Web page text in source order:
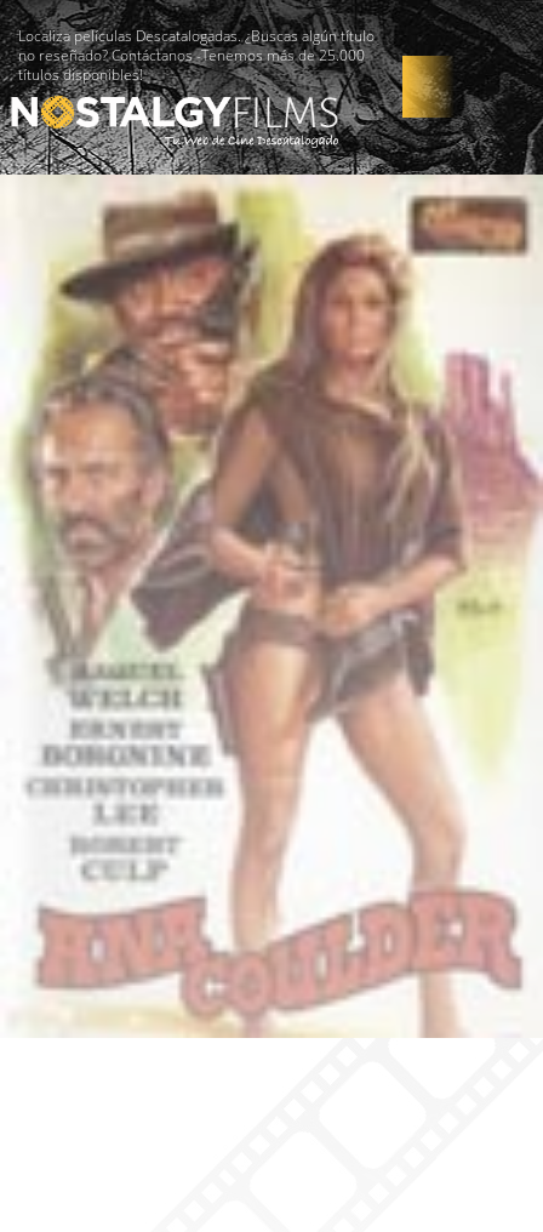
Localiza películas Descatalogadas. ¿Buscas algún título
no reseñado? Contáctanos -Tenemos más de 25.000
títulos disponibles!